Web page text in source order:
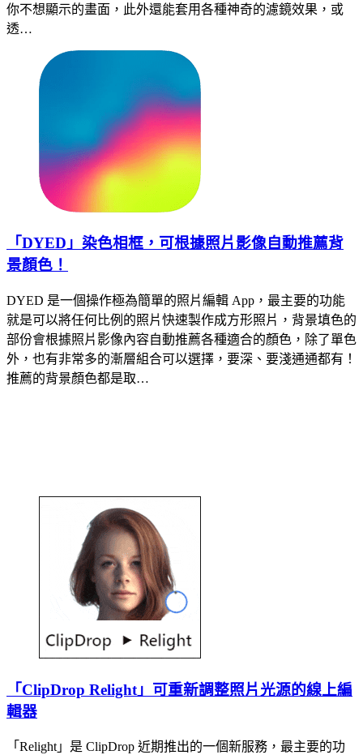
你不想顯示的畫面，此外還能套用各種神奇的濾鏡效果，或
透…
「DYED」染色相框，可根據照片影像自動推薦背
景顏色！
DYED 是一個操作極為簡單的照片編輯 App，最主要的功能
就是可以將任何比例的照片快速製作成方形照片，背景填色的
部份會根據照片影像內容自動推薦各種適合的顏色，除了單色
外，也有非常多的漸層組合可以選擇，要深、要淺通通都有！
推薦的背景顏色都是取…
「ClipDrop Relight」可重新調整照片光源的線上編
輯器
「Relight」是 ClipDrop 近期推出的一個新服務，最主要的功